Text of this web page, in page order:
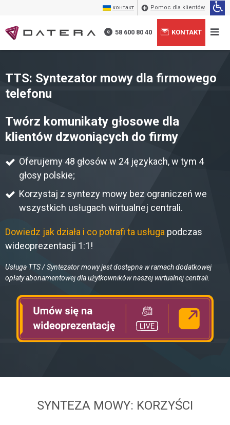
контакт Pomoc dla klientów
58 600 80 40 KONTAKT
osobowych przez Aiton Caldwell SA.
TTS: Syntezator mowy dla firmowego
telefonu
Twórz komunikaty głosowe dla
klientów dzwoniących do firmy
Oferujemy 48 głosów w 24 językach, w tym 4
głosy polskie;
Korzystaj z syntezy mowy bez ograniczeń we
wszystkich usługach wirtualnej centrali.
Dowiedz jak działa i co potrafi ta usługa podczas
wideoprezentacji 1:1!
Usługa TTS / Syntezator mowy jest dostępna w ramach dodatkowej
opłaty abonamentowej dla użytkowników naszej wirtualnej centrali.
SYNTEZA MOWY: KORZYŚCI